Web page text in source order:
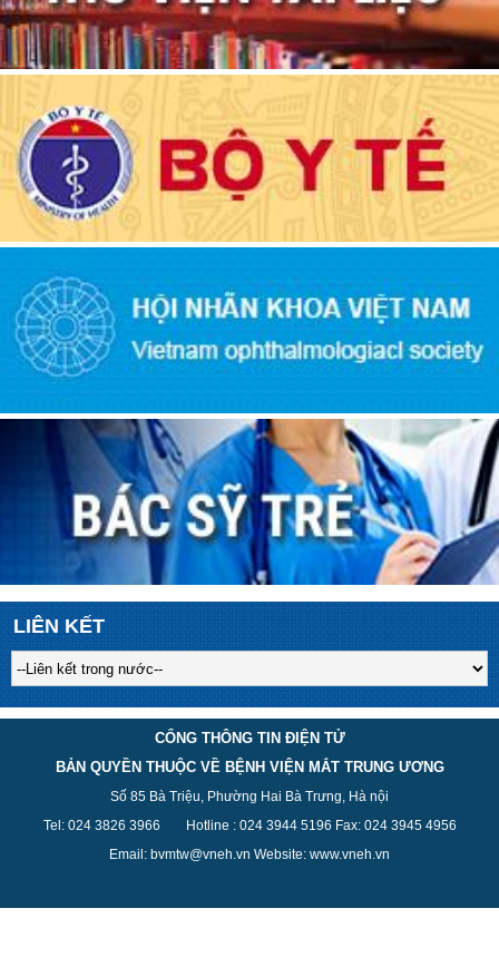
LIÊN KẾT
CỔNG THÔNG TIN ĐIỆN TỬ
BẢN QUYỀN THUỘC VỀ BỆNH VIỆN MẮT TRUNG ƯƠNG
Số 85 Bà Triệu, Phường Hai Bà Trưng, Hà nội
Tel: 024 3826 3966 Hotline : 024 3944 5196 Fax: 024 3945 4956
Email: bvmtw@vneh.vn Website: www.vneh.vn